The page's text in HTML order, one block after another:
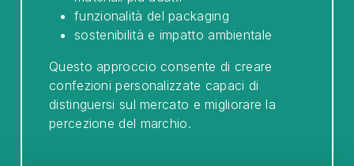
funzionalità del packaging
sostenibilità e impatto ambientale
Questo approccio consente di creare
confezioni personalizzate capaci di
distinguersi sul mercato e migliorare la
percezione del marchio.